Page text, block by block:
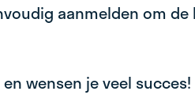
aanmelden om
wensen je veel succes!